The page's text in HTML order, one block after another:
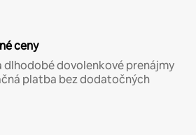
ceny
dlhodobé dovolenkové prenájmy
platba bez dodatočných